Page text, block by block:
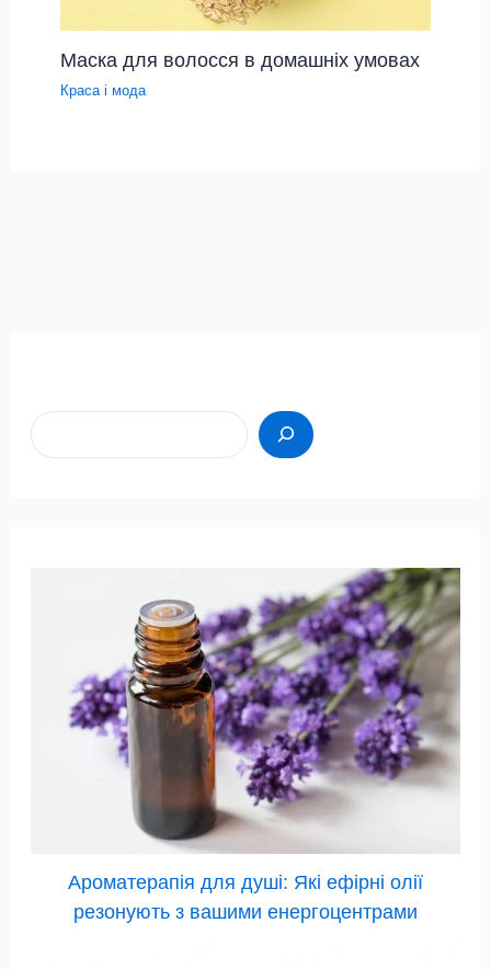
Маска для волосся в домашніх умовах
Краса і мода
Ароматерапія для душі: Які ефірні олії
резонують з вашими енергоцентрами